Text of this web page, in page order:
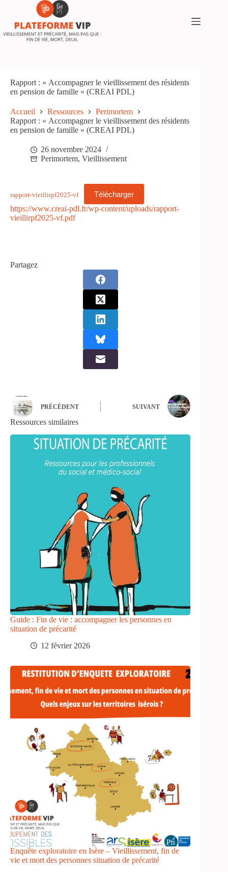
contenu
Rapport : « Accompagner le vieillissement des résidents
en pension de famille » (CREAI PDL)
Accueil Ressources
Perimortem
Rapport : « Accompagner le vieillissement des résidents
en pension de famille » (CREAI PDL)
26 novembre 2024
Perimortem, Vieillissement
rapport-vieillirpf2025-vf
Télécharger
https://www.creai-pdl.fr/wp-content/uploads/rapport-
vieillirpf2025-vf.pdf
Partagez
PRÉCÉDENT SUIVANT
Ressources similaires
Guide : Fin de vie : accompagner les personnes en
situation de précarité
12 février 2026
Enquête exploratoire en Isère – Vieillissement, fin de
vie et mort des personnes situation de précarité